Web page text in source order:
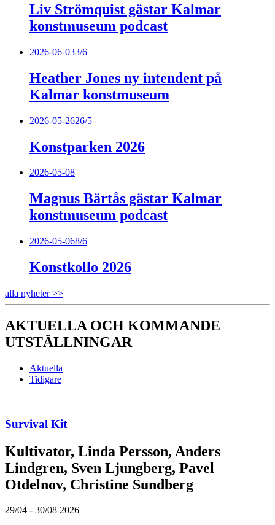
Liv Strömquist gästar Kalmar
konstmuseum podcast
2026-06-033/6
Heather Jones ny intendent på
Kalmar konstmuseum
2026-05-2626/5
Konstparken 2026
2026-05-08
Magnus Bärtås gästar Kalmar
konstmuseum podcast
2026-05-068/6
Konstkollo 2026
alla nyheter >>
AKTUELLA OCH KOMMANDE
UTSTÄLLNINGAR
Aktuella
Tidigare
Survival Kit
Kultivator, Linda Persson, Anders
Lindgren, Sven Ljungberg, Pavel
Otdelnov, Christine Sundberg
29/04 - 30/08 2026